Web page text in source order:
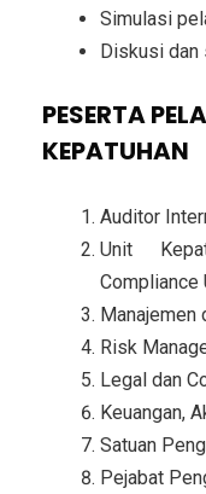
Simulasi
Diskusi dan
PESERTA
KEPATUHAN
Auditor
Unit
Compliance
Manajemen
Risk
Legal dan
Keuangan,
Satuan
Pejabat